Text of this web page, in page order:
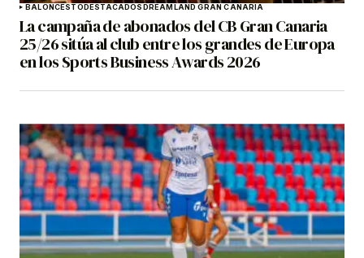
BALONCESTODESTACADOSDREAMLAND GRAN CANARIA
La campaña de abonados del CB Gran Canaria
25/26 sitúa al club entre los grandes de Europa
en los Sports Business Awards 2026